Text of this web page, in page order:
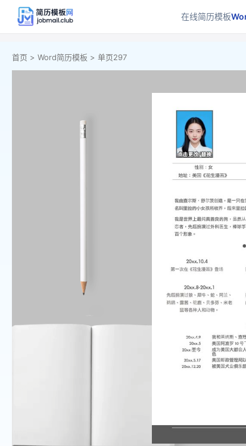
在线简历模板
首页 > Word简历模板 > 单页297